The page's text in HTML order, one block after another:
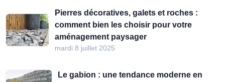
Pierres décoratives, galets et roches :
comment bien les choisir pour votre
aménagement paysager
mardi 8 juillet 2025
Le gabion : une tendance moderne en